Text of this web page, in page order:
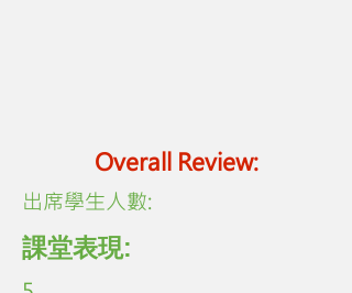
Overall Review:
​出席學生人數:
課堂表現: